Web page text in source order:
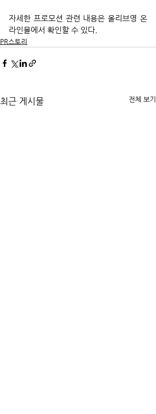
자세한 프로모션 관련 내용은 올리브영 온
라인몰에서 확인할 수 있다.
PR스토리
최근 게시물 전체 보기